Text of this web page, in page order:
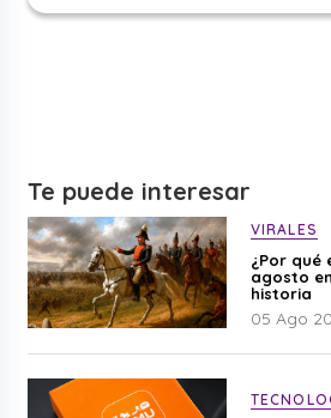
Te puede interesar
VIRALES
¿Por qué
agosto
historia
05 Ago